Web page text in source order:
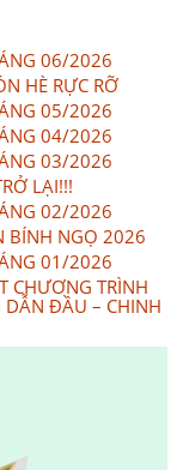
06/2026
HÈ RỰC RỠ
05/2026
04/2026
03/2026
LẠI!!!
02/2026
BÍNH NGỌ 2026
01/2026
CHƯƠNG TRÌNH
DẪN ĐẦU – CHINH